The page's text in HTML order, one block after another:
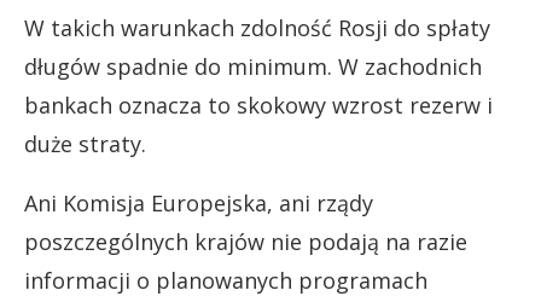
W takich warunkach zdolność Rosji do spłaty
długów spadnie do minimum. W zachodnich
bankach oznacza to skokowy wzrost rezerw i
duże straty.
Ani Komisja Europejska, ani rządy
poszczególnych krajów nie podają na razie
informacji o planowanych programach